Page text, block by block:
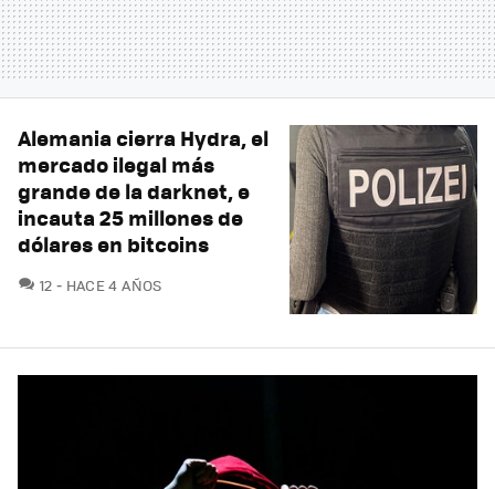
Alemania cierra Hydra, el
mercado ilegal más
grande de la darknet, e
incauta 25 millones de
dólares en bitcoins
12 COMENTARIOS
HACE 4 AÑOS